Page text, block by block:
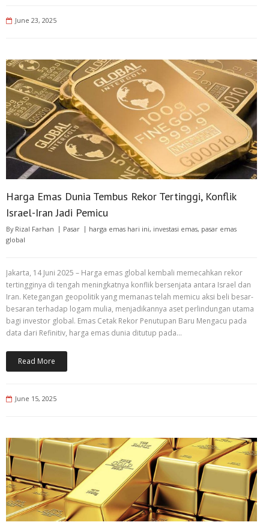
June 23, 2025
Harga Emas Dunia Tembus Rekor Tertinggi, Konflik
Israel-Iran Jadi Pemicu
By Rizal Farhan Pasar harga emas hari ini, investasi emas, pasar emas
global
Jakarta, 14 Juni 2025 – Harga emas global kembali memecahkan rekor
tertingginya di tengah meningkatnya konflik bersenjata antara Israel dan
Iran. Ketegangan geopolitik yang memanas telah memicu aksi beli besar-
besaran terhadap logam mulia, menjadikannya aset perlindungan utama
bagi investor global. Emas Cetak Rekor Penutupan Baru Mengacu pada
data dari Refinitiv, harga emas dunia ditutup pada…
Read More
June 15, 2025